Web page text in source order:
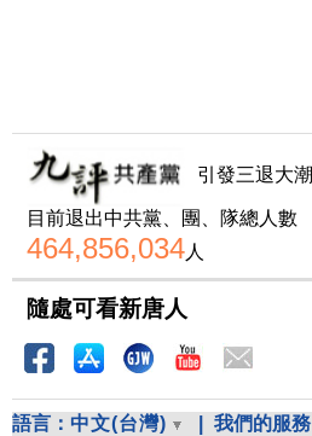
引發三退大潮
目前退出中共黨、團、隊總人數
464,856,034人
隨處可看新唐人
語言： 中文(台灣) 我們的服務